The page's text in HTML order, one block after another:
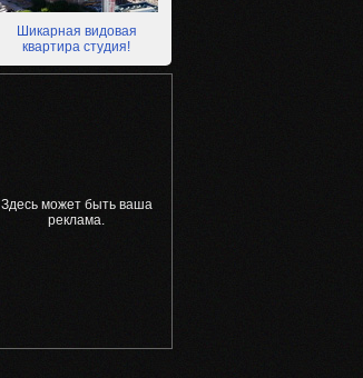
Шикарная видовая
квартира студия!
Здесь может быть ваша
реклама.